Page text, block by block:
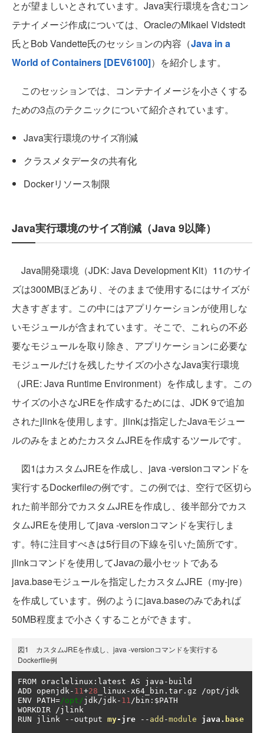
とが望ましいとされています。Java実行環境を含むコン
テナイメージ作成については、OracleのMikael Vidstedt
氏とBob Vandette氏のセッションの内容（Java in a
World of Containers [DEV6100]）を紹介します。
このセッションでは、コンテナイメージを小さくする
ための3点のテクニックについて紹介されています。
Java実行環境のサイズ削減
クラスメタデータの共有化
Dockerリソース制限
Java実行環境のサイズ削減（Java 9以降）
Java開発環境（JDK: Java Development Kit）11のサイ
ズは300MBほどあり、そのままで使用するにはサイズが
大きすぎます。この中にはアプリケーションが使用しな
いモジュールが含まれています。そこで、これらの不必
要なモジュールを取り除き、アプリケーションに必要な
モジュールだけを残したサイズの小さなJava実行環境
（JRE: Java Runtime Environment）を作成します。この
サイズの小さなJREを作成するためには、JDK 9で追加
されたjlinkを使用します。jlinkは指定したJavaモジュー
ルのみをまとめたカスタムJREを作成するツールです。
図1はカスタムJREを作成し、java -versionコマンドを
実行するDockerfileの例です。この例では、空行で区切ら
れた前半部分でカスタムJREを作成し、後半部分でカス
タムJREを使用してjava -versionコマンドを実行しま
す。特に注目すべきは5行目の下線を引いた箇所です。
jlinkコマンドを使用してJavaの最小セットである
java.baseモジュールを指定したカスタムJRE（my-jre）
を作成しています。例のようにjava.baseのみであれば
50MB程度まで小さくすることができます。
図1 カスタムJREを作成し、java -versionコマンドを実行する
Dockerfile例
FROM oraclelinux : latest AS java - build
ADD openjdk- 11+28 _linux -x64_bin . tar . gz /opt/jdk
ENV PATH=/opt/jdk/jdk- 11/ bin : $PATH
WORKDIR /
RUN jlink
-- output my- jre -- add -module java . base